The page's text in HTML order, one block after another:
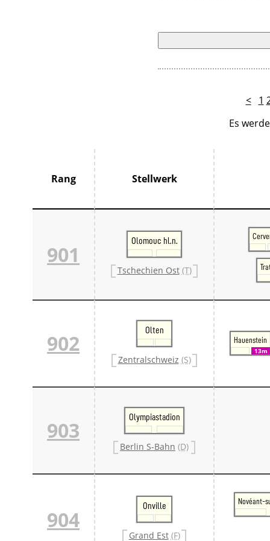
< 1
Es
Rang Stellwerk
901
Olomouc hl.n.
Tschechien Ost (T)
902
Olten
Zentralschweiz (S)
Hauenstein
13m
903
Olympiastadion
Berlin S-Bahn (D)
904
Onville
Grand Est (F)
Novéant-